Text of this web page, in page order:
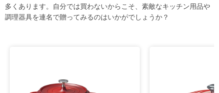
多くあります。自分では買わないからこそ、素敵なキッチン用品や
調理器具を連名で贈ってみるのはいかがでしょうか？